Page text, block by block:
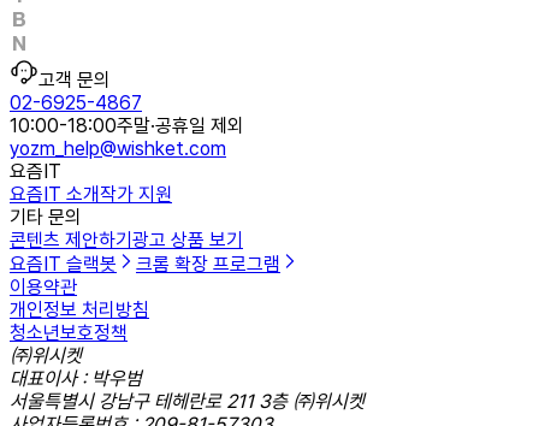
고객 문의
02-6925-4867
10:00-18:00주말·공휴일 제외
yozm_help@wishket.com
요즘IT
요즘IT 소개작가 지원
기타 문의
콘텐츠 제안하기광고 상품 보기
요즘IT 슬랙봇
크롬 확장 프로그램
이용약관
개인정보 처리방침
청소년보호정책
㈜위시켓
대표이사 : 박우범
서울특별시 강남구 테헤란로 211 3층 ㈜위시켓